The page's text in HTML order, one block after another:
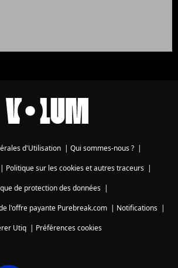
d'Utilisation Qui sommes-nous ?
Politique sur les cookies et autres traceurs|
de protection des données|
l'offre payante Purebreak.com
Notifications
Utiq
Préférences cookies